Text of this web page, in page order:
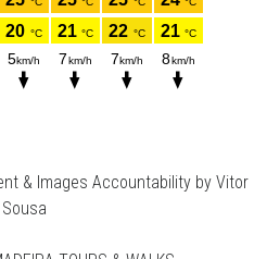
& Images Accountability by Vitor
Sousa